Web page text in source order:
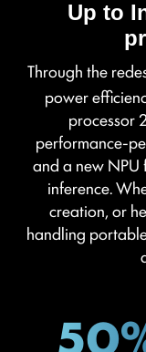
Up to
Through the
power
processor
performance-
and a new
inference.
creation, or
handling